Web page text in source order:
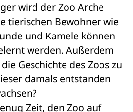
wird der Zoo Arche
tierischen Bewohner wie
und Kamele können
werden. Außerdem
Geschichte des Zoos zu
damals entstanden
Zeit, den Zoo auf